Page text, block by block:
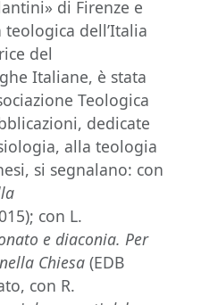
di Firenze e
dell’Italia
del
Italiane, è stata
Teologica
dedicate
alla teologia
si segnalano: con
con L.
e diaconia. Per
Chiesa (EDB
con R.